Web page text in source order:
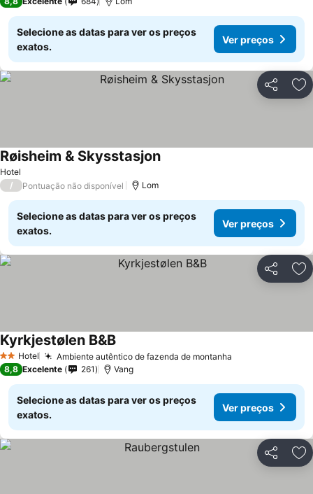
Selecione as datas para ver os preços
exatos.
Ver preços
Partilhar
Hotel
Røisheim & Skysstasjon
/ Pontuação não disponível Lom
Selecione as datas para ver os preços
exatos.
Ver preços
Partilhar
2 Estrelas
Hotel Ambiente autêntico de fazenda de montanha
Kyrkjestølen B&B
8,8 Excelente 261 Vang
Selecione as datas para ver os preços
exatos.
Ver preços
Partilhar